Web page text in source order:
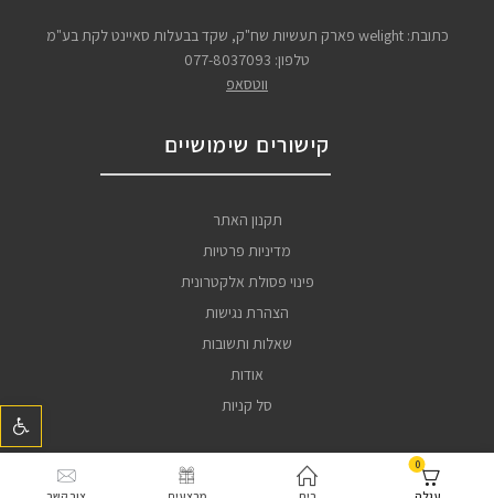
כתובת: welight פארק תעשיות שח"ק, שקד בבעלות סאיינט לקת בע"מ
טלפון: 077-8037093
ווטסאפ
קישורים שימושיים
תקנון האתר
מדיניות פרטיות
פינוי פסולת אלקטרונית
הצהרת נגישות
שאלות ותשובות
אודות
סל קניות
0